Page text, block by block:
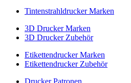
Tintenstrahldrucker Marken
3D Drucker Marken
3D Drucker Zubehör
Etikettendrucker Marken
Etikettendrucker Zubehör
Drucker Patronen